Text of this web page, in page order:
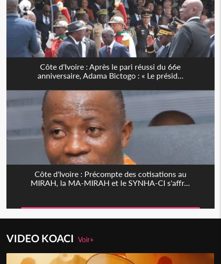
Côte d'Ivoire : Après le pari réussi du 66e
anniversaire, Adama Bictogo : « Le présid...
Côte d'Ivoire : Précompte des cotisations au
MIRAH, la MA-MIRAH et le SYNHA-CI s'affr...
VIDEO KOACIVoir+